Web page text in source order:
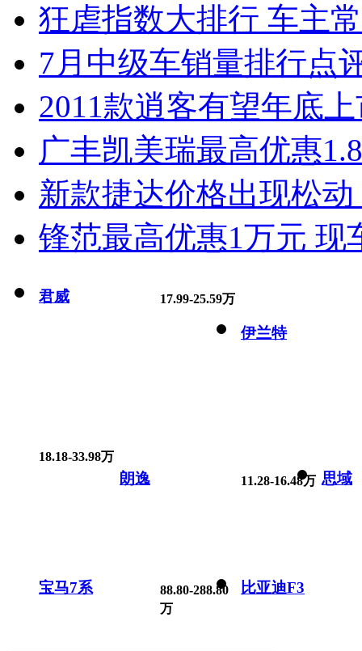
狂虐指数大排行 车主
7月中级车销量排行点
2011款逍客有望年底
广丰凯美瑞最高优惠
新款捷达价格出现松
锋范最高优惠1万元 现
君威 17.99-25.59万
伊兰特
18.18-33.98万
朗逸 11.28-16.48万 思域
宝马7系
88.80-288.80
万
比亚迪F3